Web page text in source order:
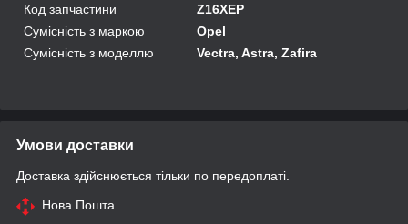
Код запчастини
Z16XEP
Сумісність з маркою
Opel
Сумісність з моделлю
Vectra, Astra, Zafira
Умови доставки
Доставка здійснюється тільки по передоплаті.
Нова Пошта